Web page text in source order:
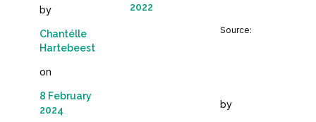
by
Chantélle
Hartebeest
on
8 February
2024
2022
Source:
by